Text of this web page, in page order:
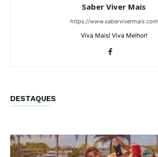
Saber Viver Mais
https://www.sabervivermais.com
Viva Mais! Viva Melhor!
DESTAQUES